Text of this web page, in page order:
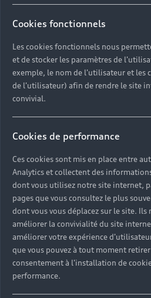
Découvrez toutes les
Découvrez les déclinaisons
Trouvez votre Partenaire Audi
Trouvez votre Audi d’occasion
ville
Cookies fonctionnels
Les cookies fonctionnels nous
et de stocker les paramètres de
exemple, le nom de l'utilisateur et les
de l'utilisateur) afin de rendre le site
convivial.
Cookies de performance
Ces cookies sont mis en place entre
Analytics et collectent des
dont vous utilisez notre site internet,
pages que vous consultez le plus
dont vous vous déplacez sur le site. Ils
améliorer la convivialité du site
améliorer votre expérience
que vous pouvez à tout moment
consentement à l'installation de
performance.